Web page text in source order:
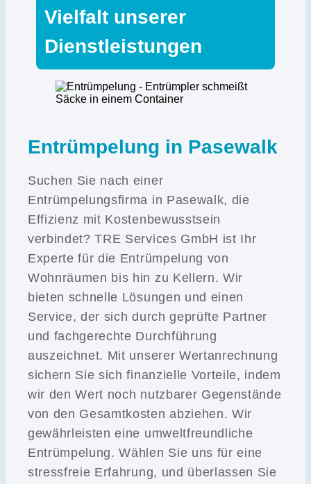
Vielfalt unserer
Dienstleistungen
Entrümpelung in Pasewalk
Suchen Sie nach einer
Entrümpelungsfirma in Pasewalk, die
Effizienz mit Kostenbewusstsein
verbindet? TRE Services GmbH ist Ihr
Experte für die Entrümpelung von
Wohnräumen bis hin zu Kellern. Wir
bieten schnelle Lösungen und einen
Service, der sich durch geprüfte Partner
und fachgerechte Durchführung
auszeichnet. Mit unserer Wertanrechnung
sichern Sie sich finanzielle Vorteile, indem
wir den Wert noch nutzbarer Gegenstände
von den Gesamtkosten abziehen. Wir
gewährleisten eine umweltfreundliche
Entrümpelung. Wählen Sie uns für eine
stressfreie Erfahrung, und überlassen Sie